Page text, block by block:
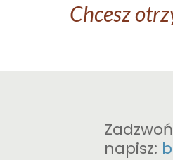
Chcesz
Zadzwoń
napisz: